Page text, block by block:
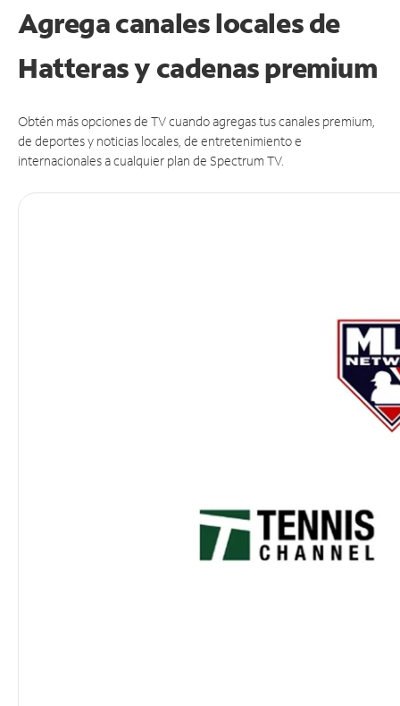
Agrega canales locales de
Hatteras y cadenas premium
Obtén más opciones de TV cuando agregas tus canales premium,
de deportes y noticias locales, de entretenimiento e
internacionales a cualquier plan de Spectrum TV.